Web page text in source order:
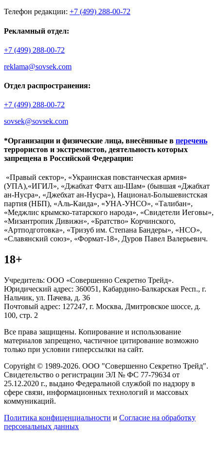
Телефон редакции: +7 (499) 288-00-72
Рекламный отдел:
+7 (499) 288-00-72
reklama@sovsek.com
Отдел распространения:
+7 (499) 288-00-72
sovsek@sovsek.com
*Организации и физические лица, внесённные в перечень
террористов и экстремистов, деятельность которых
запрещена в Российской Федерации:
«Правый сектор», «Украинская повстанческая армия»
(УПА),«ИГИЛ», «Джабхат Фатх аш-Шам» (бывшая «Джабхат
ан-Нусра», «Джебхат ан-Нусра»), Национал-Большевистская
партия (НБП), «Аль-Каида», «УНА-УНСО», «Талибан»,
«Меджлис крымско-татарского народа», «Свидетели Иеговы»,
«Мизантропик Дивижн», «Братство» Корчинского,
«Артподготовка», «Тризуб им. Степана Бандеры», «НСО»,
«Славянский союз», «Формат-18», Дуров Павел Валерьевич.
18+
Учредитель: ООО «Совершенно Секретно Трейд».
Юридический адрес: 360051, Кабардино-Балкарская Респ., г.
Нальчик, ул. Пачева, д. 36
Почтовый адрес: 127247, г. Москва, Дмитровское шоссе, д.
100, стр. 2
Все права защищены. Копирование и использование
материалов запрещено, частичное цитирование возможно
только при условии гиперссылки на сайт.
Copyright © 1989-2026. ООО "Совершенно Секретно Трейд".
Свидетельство о регистрации ЭЛ № ФС 77-79634 от
25.12.2020 г., выдано Федеральной службой по надзору в
сфере связи, информационных технологий и массовых
коммуникаций.
Политика конфиценциальности и Согласие на обработку
персональных данных